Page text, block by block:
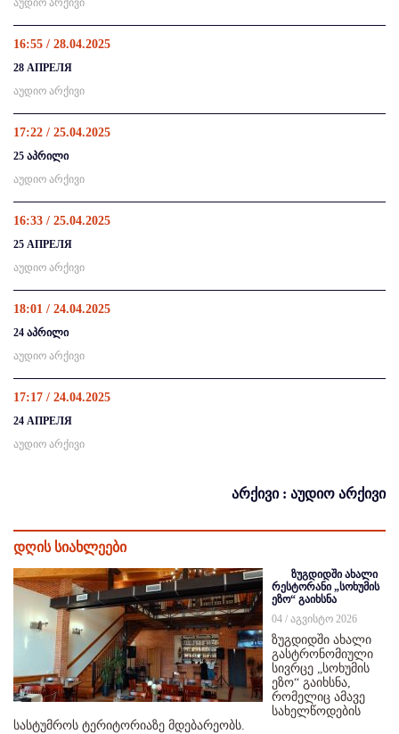
აუდიო არქივი
16:55 / 28.04.2025
28 АПРЕЛЯ
აუდიო არქივი
17:22 / 25.04.2025
25 აპრილი
აუდიო არქივი
16:33 / 25.04.2025
25 АПРЕЛЯ
აუდიო არქივი
18:01 / 24.04.2025
24 აპრილი
აუდიო არქივი
17:17 / 24.04.2025
24 АПРЕЛЯ
აუდიო არქივი
არქივი : აუდიო არქივი
დღის სიახლეები
ზუგდიდში ახალი
რესტორანი „სოხუმის
ეზო“ გაიხსნა
04 / აგვისტო 2026
ზუგდიდში ახალი
გასტრონომიული
სივრცე „სოხუმის
ეზო“ გაიხსნა,
რომელიც ამავე
სახელწოდების
სასტუმროს ტერიტორიაზე მდებარეობს.